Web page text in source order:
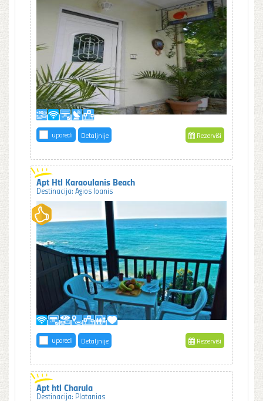
uporedi Detaljnije Rezerviši
Apt Htl Karaoulanis Beach
Destinacija: Agios Ioanis
uporedi Detaljnije Rezerviši
Apt htl Charula
Destinacija: Platanias